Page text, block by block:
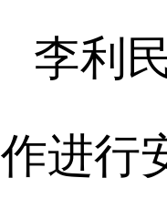
李利
作进行